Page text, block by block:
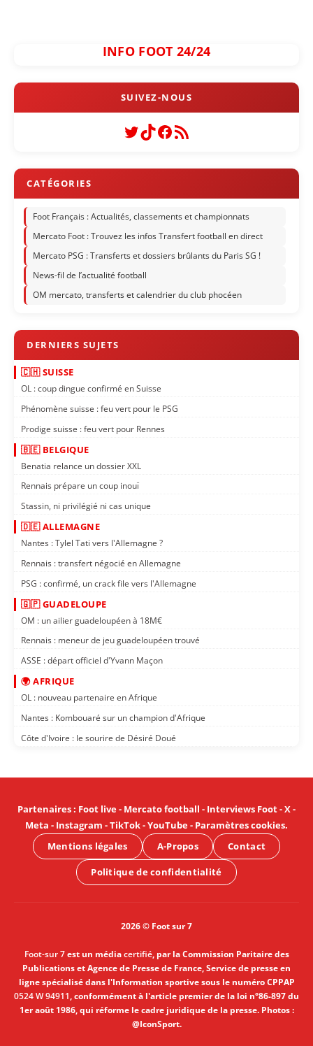
INFO FOOT 24/24
Twitter
TikTok
Facebook
Flux RSS
Foot Français : Actualités, classements et championnats
Mercato Foot : Trouvez les infos Transfert football en direct
Mercato PSG : Transferts et dossiers brûlants du Paris SG !
News-fil de l’actualité football
OM mercato, transferts et calendrier du club phocéen
🇨🇭 SUISSE
OL : coup dingue confirmé en Suisse
Phénomène suisse : feu vert pour le PSG
Prodige suisse : feu vert pour Rennes
🇧🇪 BELGIQUE
Benatia relance un dossier XXL
Rennais prépare un coup inouï
Stassin, ni privilégié ni cas unique
🇩🇪 ALLEMAGNE
Nantes : Tylel Tati vers l'Allemagne ?
Rennais : transfert négocié en Allemagne
PSG : confirmé, un crack file vers l'Allemagne
🇬🇵 GUADELOUPE
OM : un ailier guadeloupéen à 18M€
Rennais : meneur de jeu guadeloupéen trouvé
ASSE : départ officiel d'Yvann Maçon
🌍 AFRIQUE
OL : nouveau partenaire en Afrique
Nantes : Kombouaré sur un champion d'Afrique
Côte d'Ivoire : le sourire de Désiré Doué
Partenaires: Foot live- Mercato football - Interviews Foot-X-
Meta - Instagram -TikTok-YouTube- Paramètres cookies.
Mentions légales
A-Propos Contact
Politique de confidentialité
2026 © Foot sur 7
Foot-sur 7est un médiacertifié, par la Commission Paritaire des
Publications et Agence de Presse de France, Service de presse en
ligne spécialisé dans l'Information sportive sous le numéro CPPAP
0524 W 94911, conformément à l'article premier de la loi n°86-897 du
1er août 1986, qui réforme le cadre juridique de la presse. Photos :
@IconSport.